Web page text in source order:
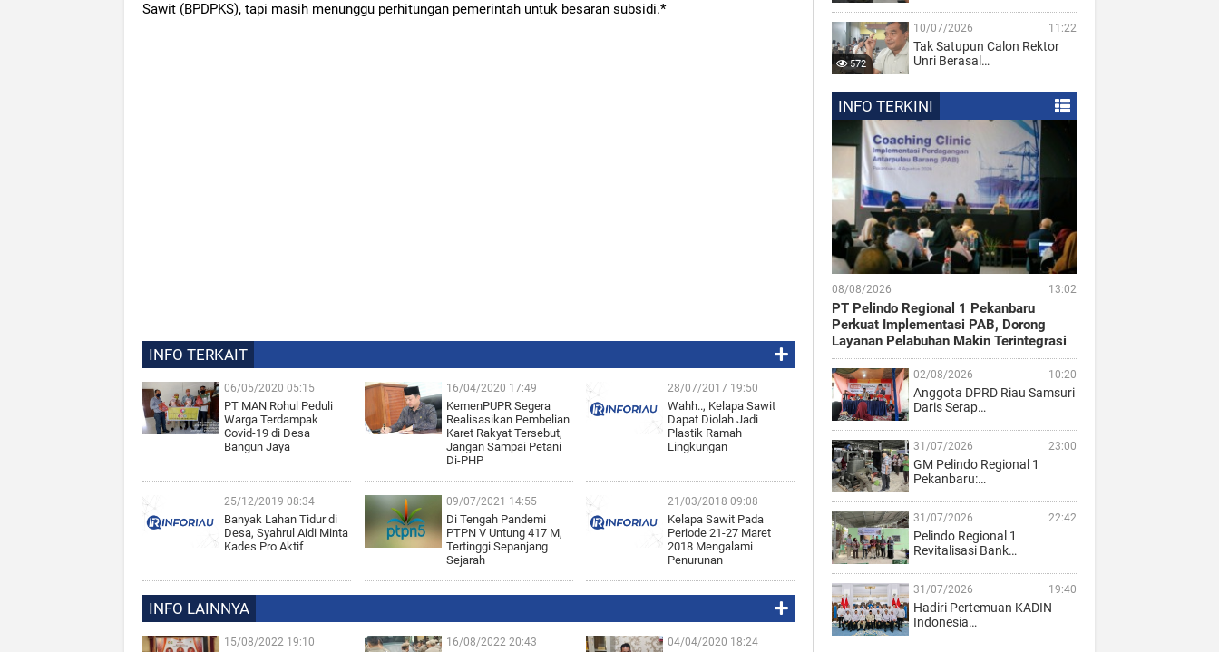
Sawit (BPDPKS), tapi masih menunggu perhitungan pemerintah untuk besaran subsidi.*
INFO TERKAIT
06/05/2020 05:15
PT MAN Rohul Peduli
Warga Terdampak
Covid-19 di Desa
Bangun Jaya
16/04/2020 17:49
KemenPUPR Segera
Realisasikan Pembelian
Karet Rakyat Tersebut,
Jangan Sampai Petani
Di-PHP
28/07/2017 19:50
Wahh.., Kelapa Sawit
Dapat Diolah Jadi
Plastik Ramah
Lingkungan
25/12/2019 08:34
Banyak Lahan Tidur di
Desa, Syahrul Aidi Minta
Kades Pro Aktif
09/07/2021 14:55
Di Tengah Pandemi
PTPN V Untung 417 M,
Tertinggi Sepanjang
Sejarah
21/03/2018 09:08
Kelapa Sawit Pada
Periode 21-27 Maret
2018 Mengalami
Penurunan
INFO LAINNYA
15/08/2022 19:10 16/08/2022 20:43 04/04/2020 18:24
572
10/07/2026 11:22
Tak Satupun Calon Rektor
Unri Berasal…
INFO TERKINI
08/08/2026 13:02
PT Pelindo Regional 1 Pekanbaru
Perkuat Implementasi PAB, Dorong
Layanan Pelabuhan Makin Terintegrasi
02/08/2026 10:20
Anggota DPRD Riau Samsuri
Daris Serap…
31/07/2026 23:00
GM Pelindo Regional 1
Pekanbaru:…
31/07/2026 22:42
Pelindo Regional 1
Revitalisasi Bank…
31/07/2026 19:40
Hadiri Pertemuan KADIN
Indonesia…